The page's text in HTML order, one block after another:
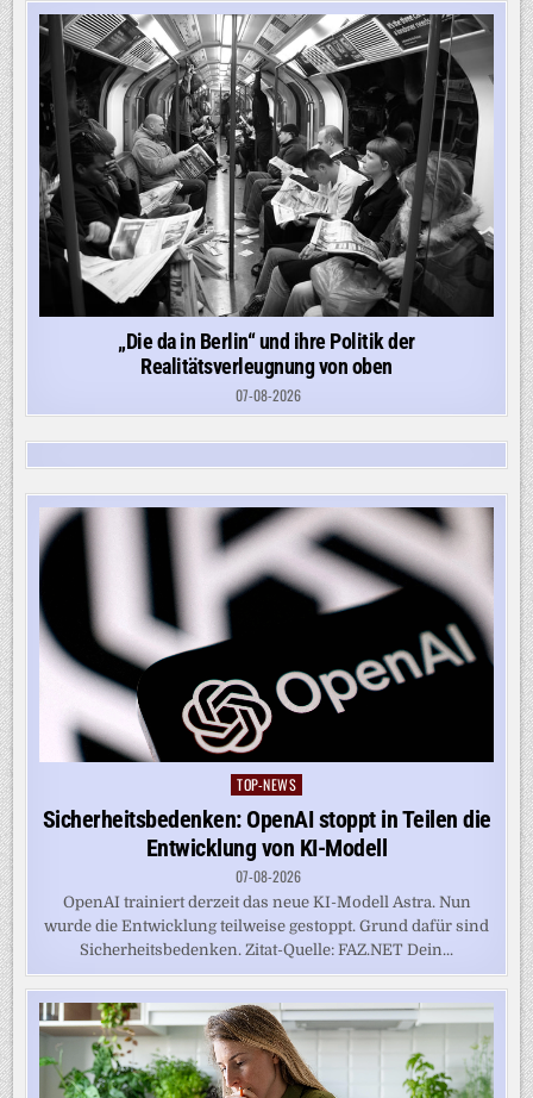
„Die da in Berlin“ und ihre Politik der
Realitätsverleugnung von oben
07-08-2026
Posted
TOP-NEWS
Sicherheitsbedenken: OpenAI stoppt in Teilen die
Entwicklung von KI-Modell
07-08-2026
OpenAI trainiert derzeit das neue KI-Modell Astra. Nun
wurde die Entwicklung teilweise gestoppt. Grund dafür sind
Sicherheitsbedenken. Zitat-Quelle: FAZ.NET Dein...